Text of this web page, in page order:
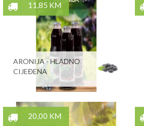
11,85 KM
ARONIJA - HLADNO
CIJEĐENA
20,00 KM